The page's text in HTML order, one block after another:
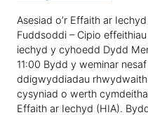
Asesiad o’r Effaith ar
Fuddsoddi – Cipio
iechyd y cyhoedd Dydd
11:00 Bydd y weminar
ddigwyddiadau rhwydwaith
cysyniad o werth
Effaith ar Iechyd (HIA).